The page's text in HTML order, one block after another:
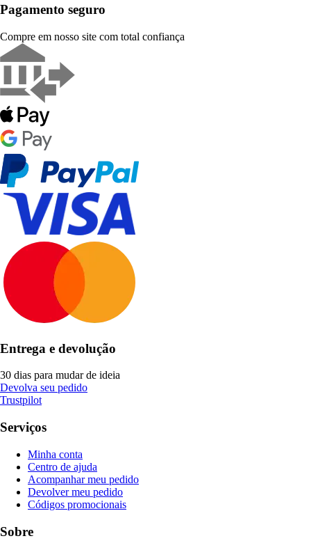
Pagamento seguro
Compre em nosso site com total confiança
Entrega e devolução
30 dias para mudar de ideia
Devolva seu pedido
Trustpilot
Serviços
Minha conta
Centro de ajuda
Acompanhar meu pedido
Devolver meu pedido
Códigos promocionais
Sobre